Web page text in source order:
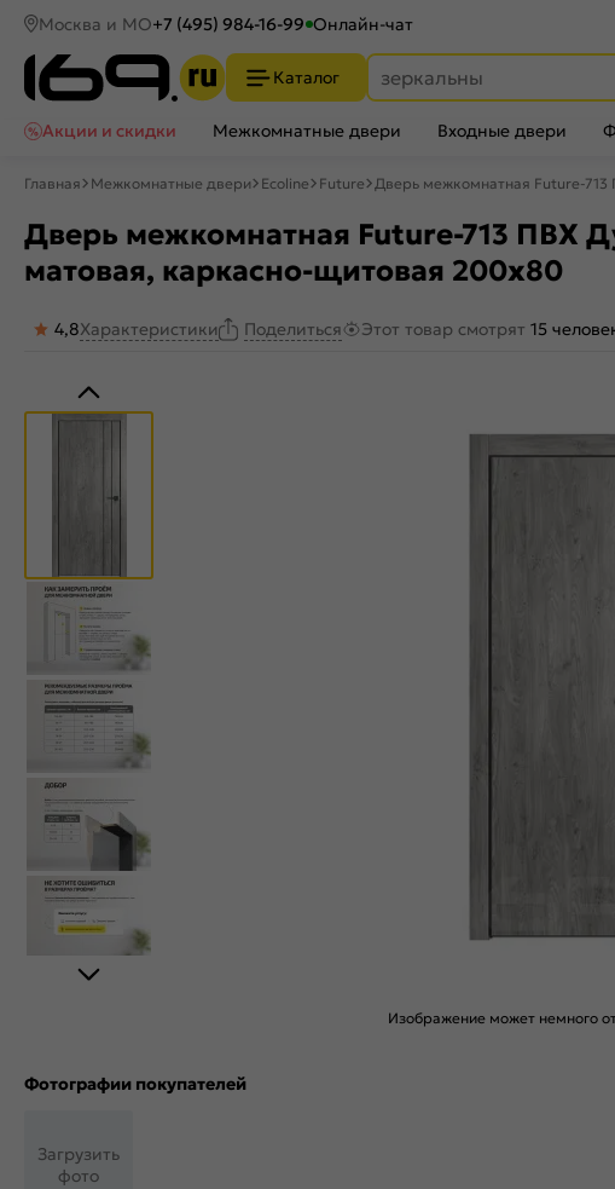
Москва и МО+7 (495) 984-16-99 Онлайн-чат
Каталог
Акции и скидки
Межкомнатные двери Входные двери
Главная Межкомнатные двери Ecoline Future Дверь межкомнатная Future-713
Дверь межкомнатная Future-713 ПВХ
матовая, каркасно-щитовая 200x80
4,8Характеристики Поделиться Этот товар смотрят 15
Изображение может немного
Фотографии покупателей
Загрузить
фото